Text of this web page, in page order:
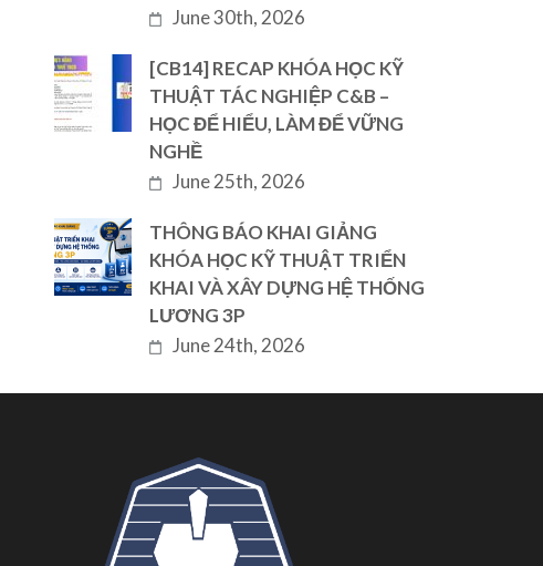
June 30th, 2026
[CB14] RECAP KHÓA HỌC KỸ
THUẬT TÁC NGHIỆP C&B –
HỌC ĐỂ HIỂU, LÀM ĐỂ VỮNG
NGHỀ
June 25th, 2026
THÔNG BÁO KHAI GIẢNG
KHÓA HỌC KỸ THUẬT TRIỂN
KHAI VÀ XÂY DỰNG HỆ THỐNG
LƯƠNG 3P
June 24th, 2026